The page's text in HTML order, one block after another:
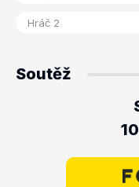
Soutěž